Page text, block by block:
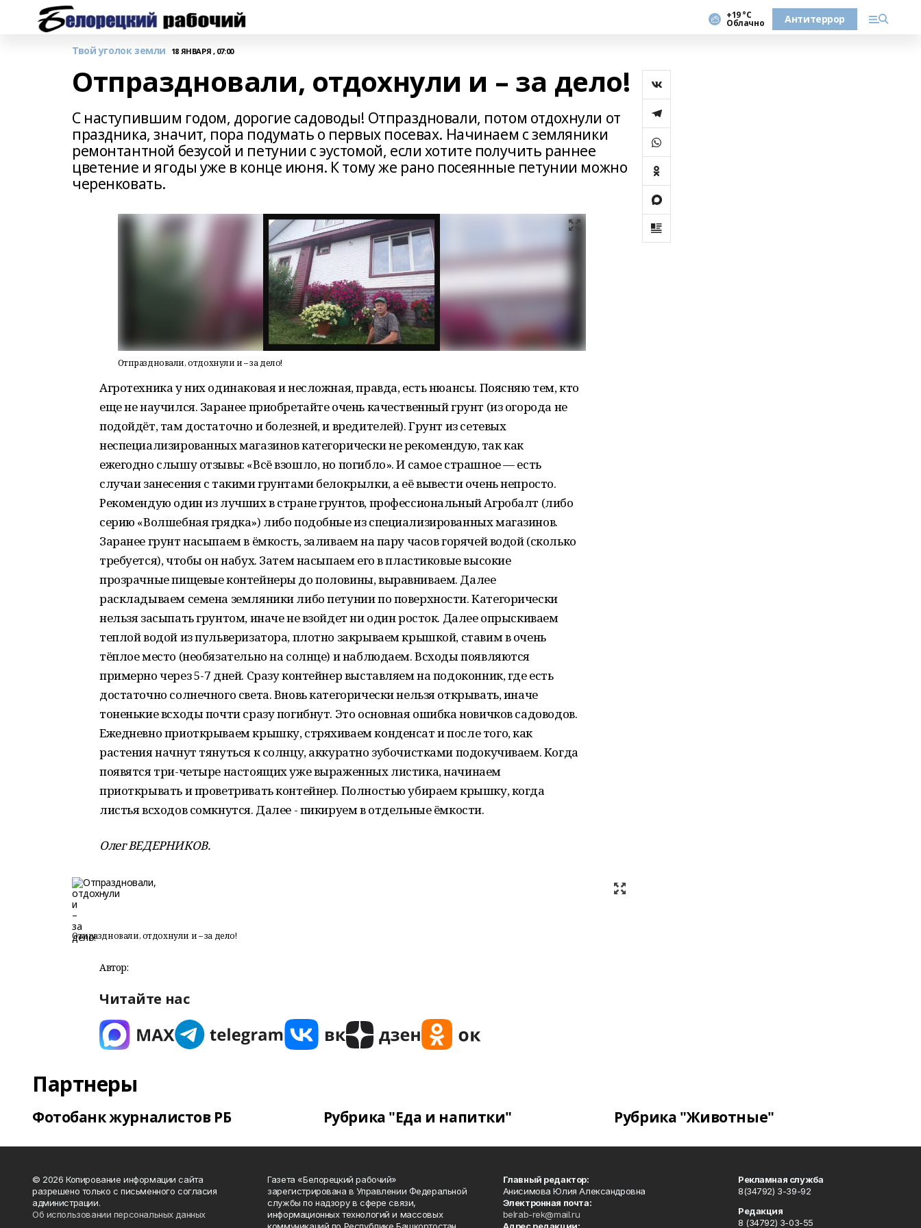
+19 °С
Облачно Антитеррор
Твой уголок земли 18 ЯНВАРЯ , 07:00
Отпраздновали, отдохнули и – за дело!
С наступившим годом, дорогие садоводы! Отпраздновали, потом отдохнули от
праздника, значит, пора подумать о первых посевах. Начинаем с земляники
ремонтантной безусой и петунии с эустомой, если хотите получить раннее
цветение и ягоды уже в конце июня. К тому же рано посеянные петунии можно
черенковать.
Отпраздновали, отдохнули и – за дело!
Агротехника у них одинаковая и несложная, правда, есть нюансы. Поясняю тем, кто
еще не научился. Заранее приобретайте очень качественный грунт (из огорода не
подойдёт, там достаточно и болезней, и вредителей). Грунт из сетевых
неспециализированных магазинов категорически не рекомендую, так как
ежегодно слышу отзывы: «Всё взошло, но погибло». И самое страшное — есть
случаи занесения с такими грунтами белокрылки, а её вывести очень непросто.
Рекомендую один из лучших в стране грунтов, профессиональный Агробалт (либо
серию «Волшебная грядка») либо подобные из специализированных магазинов.
Заранее грунт насыпаем в ёмкость, заливаем на пару часов горячей водой (сколько
требуется), чтобы он набух. Затем насыпаем его в пластиковые высокие
прозрачные пищевые контейнеры до половины, выравниваем. Далее
раскладываем семена земляники либо петунии по поверхности. Категорически
нельзя засыпать грунтом, иначе не взойдет ни один росток. Далее опрыскиваем
теплой водой из пульверизатора, плотно закрываем крышкой, ставим в очень
тёплое место (необязательно на солнце) и наблюдаем. Всходы появляются
примерно через 5-7 дней. Сразу контейнер выставляем на подоконник, где есть
достаточно солнечного света. Вновь категорически нельзя открывать, иначе
тоненькие всходы почти сразу погибнут. Это основная ошибка новичков садоводов.
Ежедневно приоткрываем крышку, стряхиваем конденсат и после того, как
растения начнут тянуться к солнцу, аккуратно зубочистками подокучиваем. Когда
появятся три-четыре настоящих уже выраженных листика, начинаем
приоткрывать и проветривать контейнер. Полностью убираем крышку, когда
листья всходов сомкнутся. Далее - пикируем в отдельные ёмкости.
Олег ВЕДЕРНИКОВ.
Отпраздновали, отдохнули и – за дело!
Автор:
Читайте нас
Партнеры
Фотобанк журналистов РБ Рубрика "Еда и напитки" Рубрика "Животные"
© 2026 Копирование информации сайта
разрешено только с письменного согласия
администрации.
Об использовании персональных данных
Газета «Белорецкий рабочий»
зарегистрирована в Управлении Федеральной
службы по надзору в сфере связи,
информационных технологий и массовых
Главный редактор:
Анисимова Юлия Александровна
Электронная почта:
belrab-rek@mail.ru
Рекламная служба
8(34792) 3-39-92
Редакция
8 (34792) 3-03-55